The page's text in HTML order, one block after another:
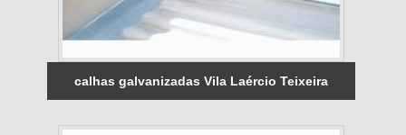
calhas galvanizadas Vila Laércio Teixeira